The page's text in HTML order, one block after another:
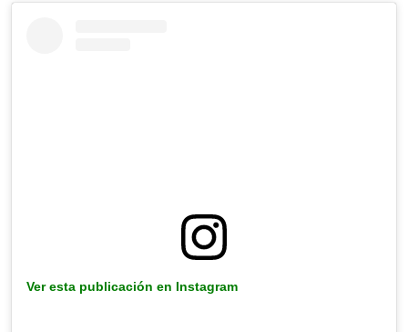
Ver esta publicación en Instagram